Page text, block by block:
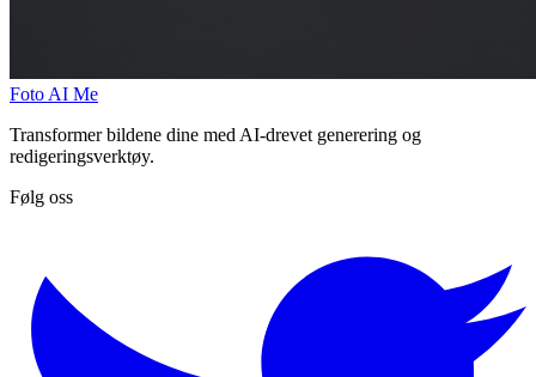
Foto AI Me
Transformer bildene dine med AI-drevet generering og
redigeringsverktøy.
Følg oss